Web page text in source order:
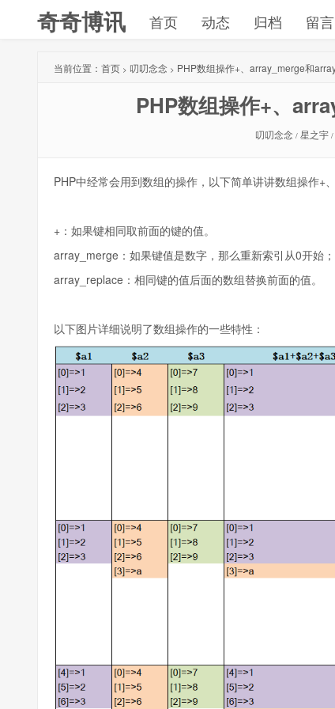
奇奇博讯 首页 动态 归档 留言
当前位置： 首页 > 叨叨念念 > PHP数组操作+、array_merge和
PHP数组操作+、
叨叨念念 / 星之宇 /
PHP中经常会用到数组的操作，以下简单讲讲数组操作+
+：如果键相同取前面的键的值。
array_merge：如果键值是数字，那么重新索引从0开始
array_replace：相同键的值后面的数组替换前面的值。
以下图片详细说明了数组操作的一些特性：